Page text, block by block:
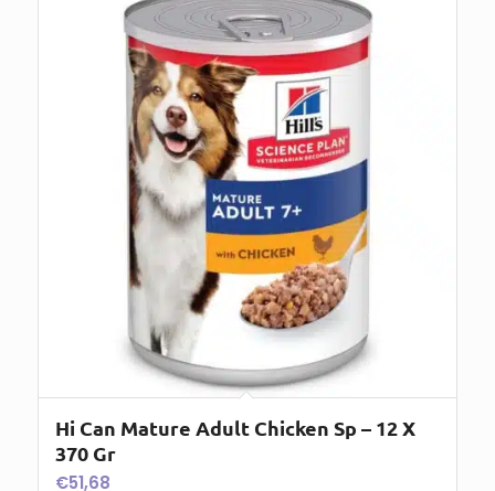
Hi Can Mature Adult Chicken Sp – 12 X
370 Gr
€51,68